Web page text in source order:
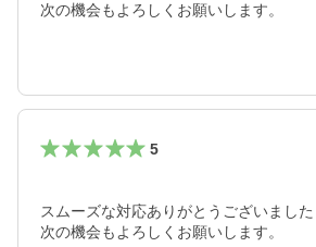
次の機会もよろしくお願いします。
5
スムーズな対応ありがとうございました
次の機会もよろしくお願いします。